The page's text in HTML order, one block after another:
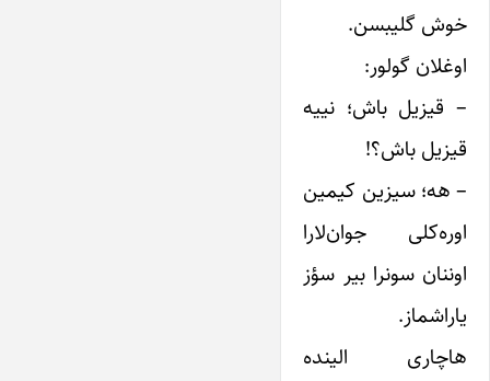
خوش گلیبسن.
اوغلان گولور:
– قیزیل باش؛ نییه
قیزیل باش؟!
– هه؛ سیزین کیمین
اوره‌کلی جوان‌لارا
اوننان سونرا بیر سؤز
یاراشماز.
هاچاری الینده